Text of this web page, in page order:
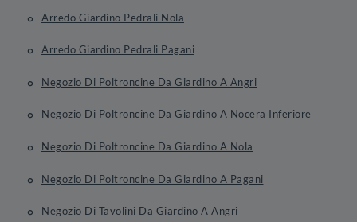
Arredo Giardino Pedrali Nola
Arredo Giardino Pedrali Pagani
Negozio Di Poltroncine Da Giardino A Angri
Negozio Di Poltroncine Da Giardino A Nocera Inferiore
Negozio Di Poltroncine Da Giardino A Nola
Negozio Di Poltroncine Da Giardino A Pagani
Negozio Di Tavolini Da Giardino A Angri